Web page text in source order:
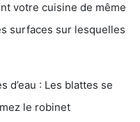
votre cuisine de même
surfaces sur lesquelles
d’eau : Les blattes se
le robinet